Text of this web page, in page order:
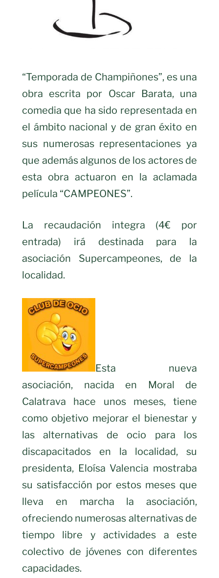
“Temporada de Champiñones”, es una
obra escrita por Oscar Barata, una
comedia que ha sido representada en
el ámbito nacional y de gran éxito en
sus numerosas representaciones ya
que además algunos de los actores de
esta obra actuaron en la aclamada
película “CAMPEONES”.
La recaudación integra (4€ por
entrada) irá destinada para la
asociación Supercampeones, de la
localidad.
Esta nueva
asociación, nacida en Moral de
Calatrava hace unos meses, tiene
como objetivo mejorar el bienestar y
las alternativas de ocio para los
discapacitados en la localidad, su
presidenta, Eloísa Valencia mostraba
su satisfacción por estos meses que
lleva en marcha la asociación,
ofreciendo numerosas alternativas de
tiempo libre y actividades a este
colectivo de jóvenes con diferentes
capacidades.